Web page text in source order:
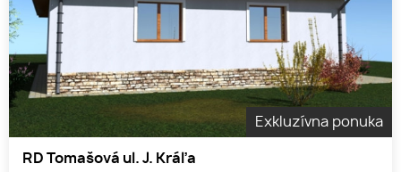
Exkluzívna ponuka
RD Tomašová ul. J. Kráľa